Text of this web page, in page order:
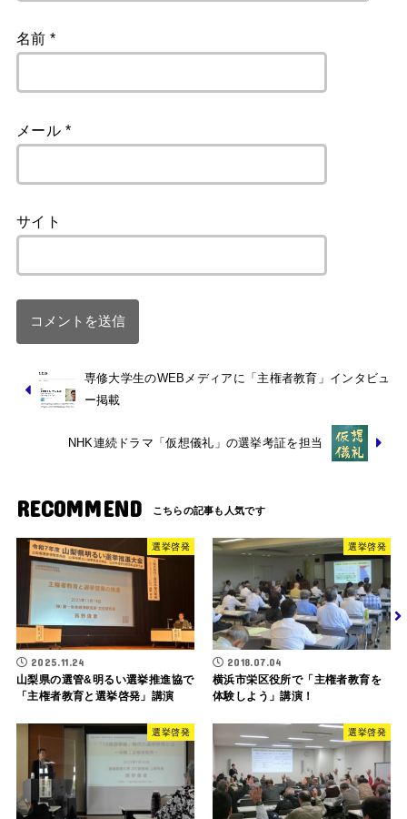
名前*
メール *
サイト
専修大学生のWEBメディアに「主権者教育」インタビュ
ー掲載
NHK連続ドラマ「仮想儀礼」の選挙考証を担当
RECOMMEND
選挙啓発
2025.11.24
山梨県の選管&明るい選挙推進協で
「主権者教育と選挙啓発」講演
選挙啓発
2018.07.04
横浜市栄区役所で「主権者教育を
体験しよう」講演！
選挙啓発 選挙啓発